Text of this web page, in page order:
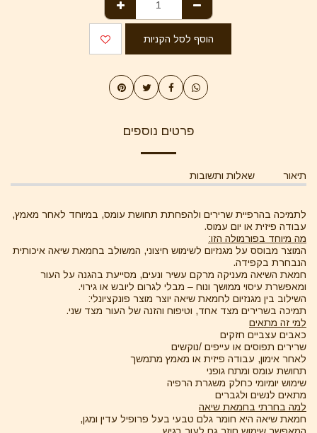
הוסף לסל הקניות
פרטים נוספים
תיאור שאלות ותשובות
לתמיכה בהרפיית שרירים ולהפחתת תחושת עומס, במיוחד לאחר מאמץ,
עבודה פיזית או יום עמוס.
מה מיוחד בפורמולה הזו:
המוצר מבוסס על מגנזיום לשימוש חיצוני, המשולב בחמאת שיאה איכותית
הנבחרת בקפידה.
חמאת השיאה מעניקה מרקם עשיר ונעים, מסייעת בהגנה על העור
ומאפשרת עיסוי ממושך ונוח – מבלי לגרום ליובש או גירוי.
השילוב בין מגנזיום לחמאת שיאה יוצר מוצר פונקציונלי:
תמיכה בשרירים מצד אחד, וטיפוח והזנה של העור מצד שני.
למי זה מתאים
כאבים עצביים חזקים
שרירים תפוסים או עייפים /נוקשים
לאחר אימון, עבודה פיזית או מאמץ מתמשך
תחושת עומס ומתח גופני
שימוש יומיומי כחלק משגרת הרפיה
מתאים לנשים ולגברים
למה בחרתי בחמאת שיאה
חמאת שיאה היא חומר גלם טבעי בעל פרופיל עדין ומגן,